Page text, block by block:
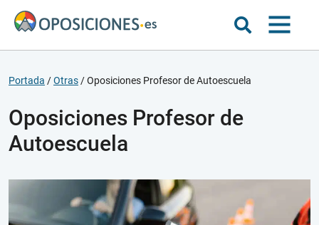
Portada /Otras /Oposiciones Profesor de Autoescuela
Oposiciones Profesor de
Autoescuela